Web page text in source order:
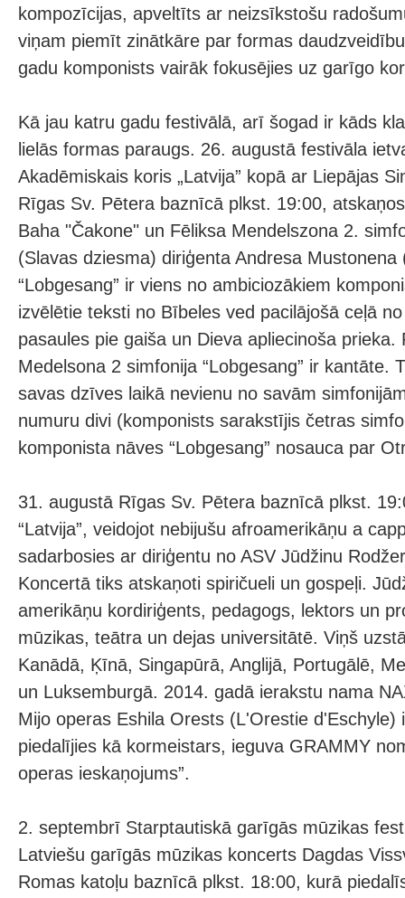
kompozīcijas, apveltīts ar neizsīkstošu
viņam piemīt zinātkāre par formas
gadu komponists vairāk fokusējies uz garīgo
Kā jau katru gadu festivālā, arī šogad ir kāds
lielās formas paraugs. 26. augustā festivāla
Akadēmiskais koris „Latvija” kopā ar Liepājas
Rīgas Sv. Pētera baznīcā plkst. 19:00,
Baha "Čakone" un Fēliksa Mendelszona 2.
(Slavas dziesma) diriģenta Andresa
“Lobgesang” ir viens no ambiciozākiem
izvēlētie teksti no Bībeles ved pacilājošā ceļā
pasaules pie gaiša un Dieva apliecinoša prieka.
Medelsona 2 simfonija “Lobgesang” ir kantāte.
savas dzīves laikā nevienu no savām
numuru divi (komponists sarakstījis četras
komponista nāves “Lobgesang” nosauca par
31. augustā Rīgas Sv. Pētera baznīcā plkst.
“Latvija”, veidojot nebijušu afroamerikāņu a
sadarbosies ar diriģentu no ASV Jūdžinu
Koncertā tiks atskaņoti spiričueli un gospeļi.
amerikāņu kordiriģents, pedagogs, lektors un
mūzikas, teātra un dejas universitātē. Viņš
Kanādā, Ķīnā, Singapūrā, Anglijā, Portugālē,
un Luksemburgā. 2014. gadā ierakstu nama
Mijo operas Eshila Orests (L'Orestie d'Eschyle)
piedalījies kā kormeistars, ieguva GRAMMY
operas ieskaņojums”.
2. septembrī Starptautiskā garīgās mūzikas
Latviešu garīgās mūzikas koncerts Dagdas
Romas katoļu baznīcā plkst. 18:00, kurā